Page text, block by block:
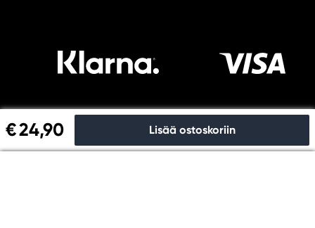
€ 24,90 Lisää ostoskoriin